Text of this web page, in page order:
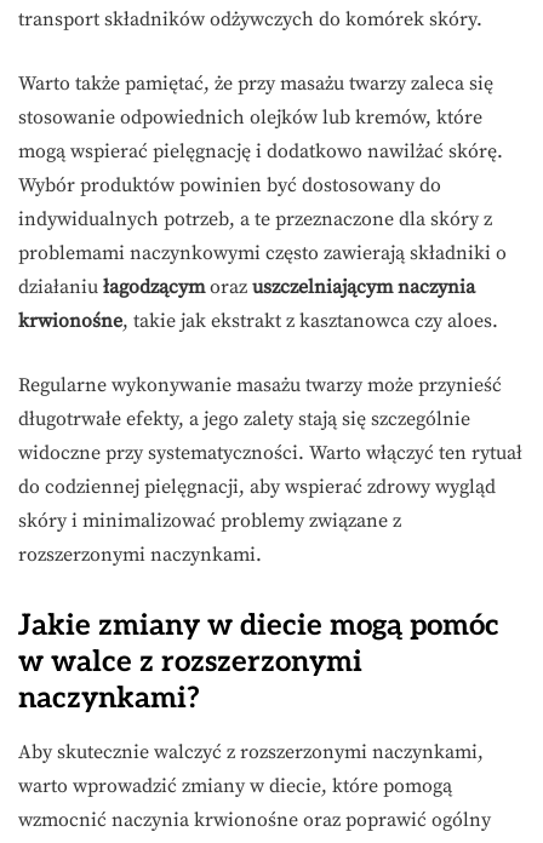
transport składników odżywczych do komórek skóry.
Warto także pamiętać, że przy masażu twarzy zaleca się
stosowanie odpowiednich olejków lub kremów, które
mogą wspierać pielęgnację i dodatkowo nawilżać skórę.
Wybór produktów powinien być dostosowany do
indywidualnych potrzeb, a te przeznaczone dla skóry z
problemami naczynkowymi często zawierają składniki o
działaniu łagodzącymoraz uszczelniającym naczynia
krwionośne, takie jak ekstrakt z kasztanowca czy aloes.
Regularne wykonywanie masażu twarzy może przynieść
długotrwałe efekty, a jego zalety stają się szczególnie
widoczne przy systematyczności. Warto włączyć ten rytuał
do codziennej pielęgnacji, aby wspierać zdrowy wygląd
skóry i minimalizować problemy związane z
rozszerzonymi naczynkami.
Jakie zmiany w diecie mogą pomóc
w walce z rozszerzonymi
naczynkami?
Aby skutecznie walczyć z rozszerzonymi naczynkami,
warto wprowadzić zmiany w diecie, które pomogą
wzmocnić naczynia krwionośne oraz poprawić ogólny